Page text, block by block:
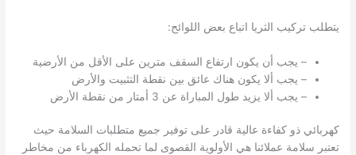
يتطلب تركيب الثريا اتباع بعض اللوائح:
– يجب أن يكون ارتفاع السقف مترين على الأقل من الأرضية
– يجب ألا يكون هناك عائق بين نقطة التثبيت والأرض
– يجب ألا يزيد طول المباراة عن 3 أمتار من نقطة الأرض
كهربائي ذو كفاءة عالية قادر على توفير جميع متطلبات السلامة حيث
تعتبر سلامة عملائنا هي الأولوية القصوى لما تحمله الكهرباء من مخاطر